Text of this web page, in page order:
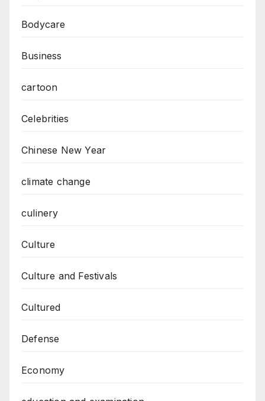
Bodycare
Business
cartoon
Celebrities
Chinese New Year
climate change
culinery
Culture
Culture and Festivals
Cultured
Defense
Economy